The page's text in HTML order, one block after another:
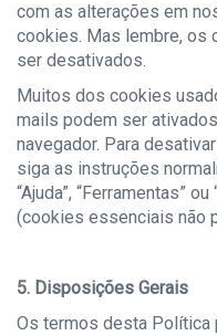
com as alterações em
cookies. Mas lembre, os
ser desativados.
Muitos dos cookies
mails podem ser
navegador. Para
siga as instruções
“Ajuda”, “Ferramentas”
(cookies essenciais não
5. Disposições Gerais
Os termos desta Política